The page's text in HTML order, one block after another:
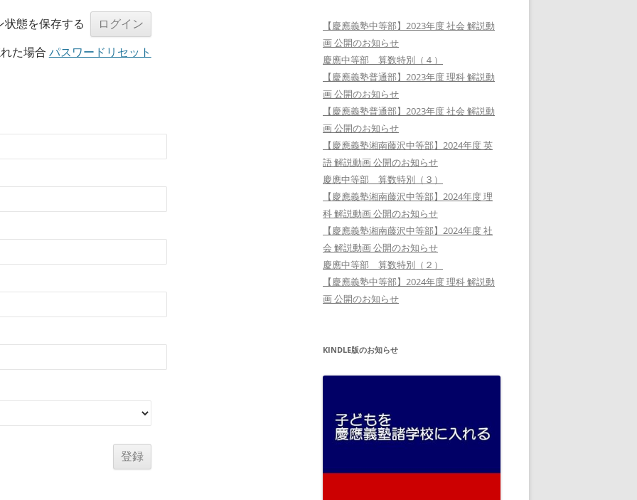
状態を保存する
た場合 パスワードリセット
【慶應義塾中等部】2023年度 社会 解説動
画 公開のお知らせ
慶應中等部 算数特別（４）
【慶應義塾普通部】2023年度 理科 解説動
画 公開のお知らせ
【慶應義塾普通部】2023年度 社会 解説動
画 公開のお知らせ
【慶應義塾湘南藤沢中等部】2024年度 英
語 解説動画 公開のお知らせ
慶應中等部 算数特別（３）
【慶應義塾湘南藤沢中等部】2024年度 理
科 解説動画 公開のお知らせ
【慶應義塾湘南藤沢中等部】2024年度 社
会 解説動画 公開のお知らせ
慶應中等部 算数特別（２）
【慶應義塾中等部】2024年度 理科 解説動
画 公開のお知らせ
KINDLE版のお知らせ